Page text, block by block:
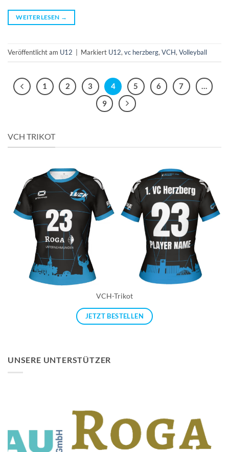
WEITERLESEN →
Veröffentlicht am U12 Markiert U12,vc herzberg,VCH,Volleyball
1 2 3 4 5 6 7
…
9
VCH TRIKOT
VCH-Trikot
JETZT BESTELLEN
UNSERE UNTERSTÜTZER